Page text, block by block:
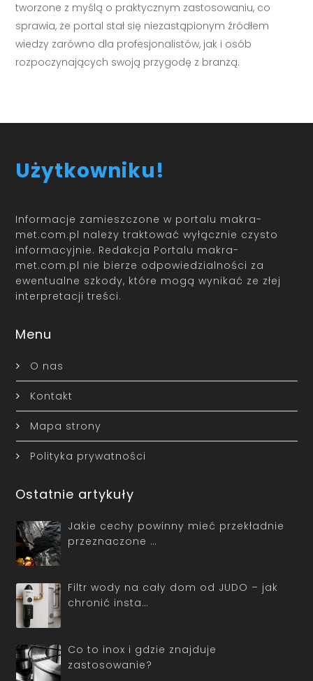
tworzone z myślą o praktycznym zastosowaniu, co
sprawia, że portal stał się niezastąpionym źródłem
wiedzy zarówno dla profesjonalistów, jak i osób
rozpoczynających swoją przygodę z branżą.
Użytkowniku!
Informacje zamieszczone w portalu makra-
met.com.pl należy traktować wyłącznie czysto
informacyjnie. Redakcja Portalu makra-
met.com.pl nie bierze odpowiedzialności za
ewentualne szkody, które mogą wynikać ze złej
interpretacji treści.
Menu
O nas
Kontakt
Mapa strony
Polityka prywatności
Ostatnie artykuły
Jakie cechy powinny mieć przekładnie
przeznaczone …
Filtr wody na cały dom od JUDO – jak
chronić insta…
Co to inox i gdzie znajduje
zastosowanie?